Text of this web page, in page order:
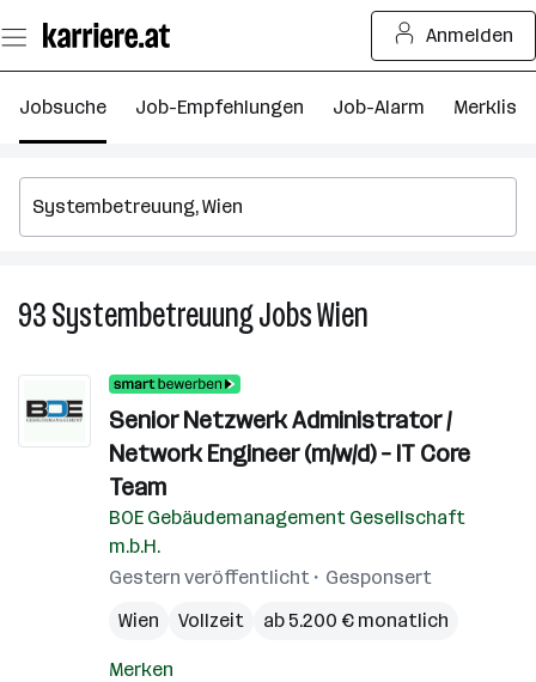
Seiteninhalt
springen
Anmelden
Jobsuche Job-Empfehlungen Job-Alarm Merkliste
93SystembetreuungJobsWien
Wien
Senior Netzwerk Administrator /
Network Engineer (m/w/d) – IT Core
Team
BOE Gebäudemanagement Gesellschaft
m.b.H.
Gestern veröffentlicht
Gesponsert
Wien
Vollzeit ab 5.200 € monatlich
Merken